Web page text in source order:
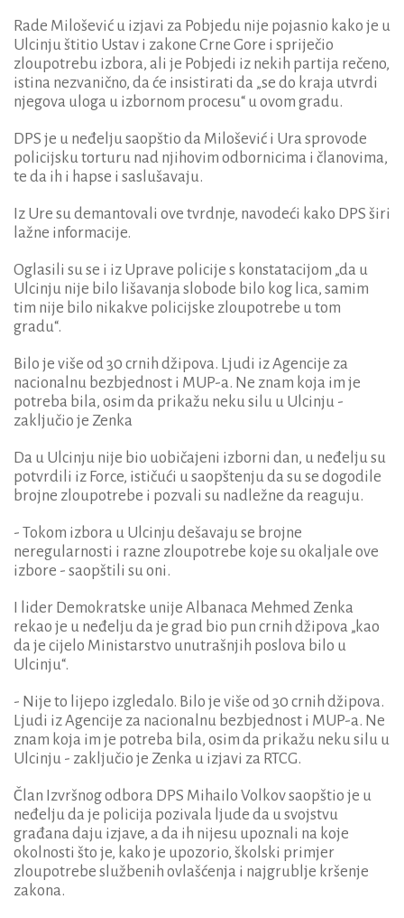
Rade Milošević u izjavi za Pobjedu nije pojasnio kako je u
Ulcinju štitio Ustav i zakone Crne Gore i spriječio
zloupotrebu izbora, ali je Pobjedi iz nekih partija rečeno,
istina nezvanično, da će insistirati da „se do kraja utvrdi
njegova uloga u izbornom procesu“ u ovom gradu.
DPS je u neđelju saopštio da Milošević i Ura sprovode
policijsku torturu nad njihovim odbornicima i članovima,
te da ih i hapse i saslušavaju.
Iz Ure su demantovali ove tvrdnje, navodeći kako DPS širi
lažne informacije.
Oglasili su se i iz Uprave policije s konstatacijom „da u
Ulcinju nije bilo lišavanja slobode bilo kog lica, samim
tim nije bilo nikakve policijske zloupotrebe u tom
gradu“.
Bilo je više od 30 crnih džipova. Ljudi iz Agencije za
nacionalnu bezbjednost i MUP-a. Ne znam koja im je
potreba bila, osim da prikažu neku silu u Ulcinju -
zaključio je Zenka
Da u Ulcinju nije bio uobičajeni izborni dan, u neđelju su
potvrdili iz Force, ističući u saopštenju da su se dogodile
brojne zloupotrebe i pozvali su nadležne da reaguju.
- Tokom izbora u Ulcinju dešavaju se brojne
neregularnosti i razne zloupotrebe koje su okaljale ove
izbore - saopštili su oni.
I lider Demokratske unije Albanaca Mehmed Zenka
rekao je u neđelju da je grad bio pun crnih džipova „kao
da je cijelo Ministarstvo unutrašnjih poslova bilo u
Ulcinju“.
- Nije to lijepo izgledalo. Bilo je više od 30 crnih džipova.
Ljudi iz Agencije za nacionalnu bezbjednost i MUP-a. Ne
znam koja im je potreba bila, osim da prikažu neku silu u
Ulcinju - zaključio je Zenka u izjavi za RTCG.
Član Izvršnog odbora DPS Mihailo Volkov saopštio je u
neđelju da je policija pozivala ljude da u svojstvu
građana daju izjave, a da ih nijesu upoznali na koje
okolnosti što je, kako je upozorio, školski primjer
zloupotrebe službenih ovlašćenja i najgrublje kršenje
zakona.